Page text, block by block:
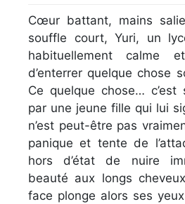
Cœur battant, mains
souffle court, Yuri, un
habituellement calme
d’enterrer quelque chose
Ce quelque chose…
par une jeune fille qui lui
n’est peut-être pas
panique et tente de
hors d’état de nuire
beauté aux longs
face plonge alors ses